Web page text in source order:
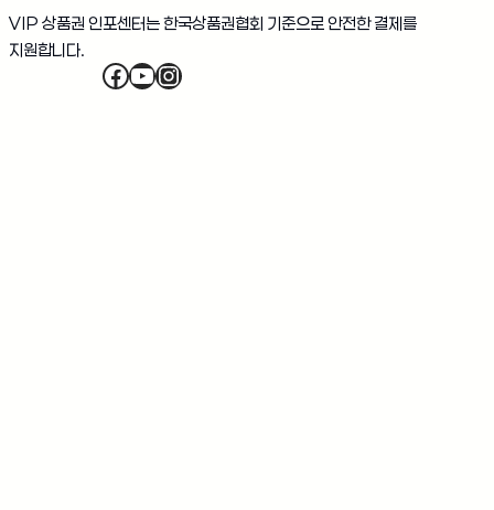
VIP 상품권 인포센터는 한국상품권협회 기준으로 안전한 결제를
지원합니다.
Facebook
YouTube
Instagram